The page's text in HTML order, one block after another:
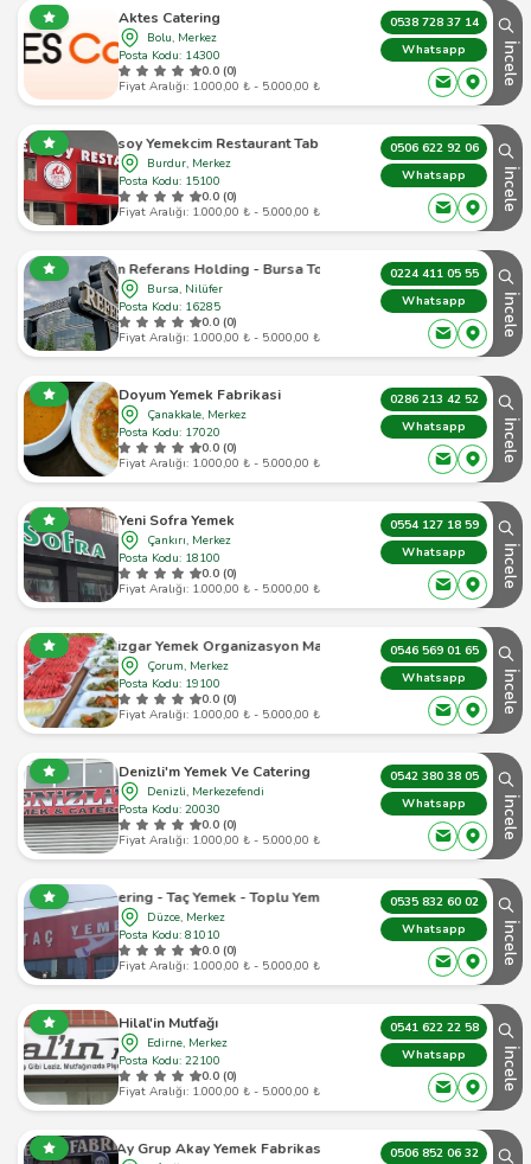
Aktes Catering
Bolu, Merkez
Posta Kodu: 14300
0.0 (0)
Fiyat Aralığı: 1.000,00 ₺ - 5.000,00 ₺
0538 728 37 14
Whatsapp
İncele
Ersoy Yemekcim Restaurant Tabldot
Burdur, Merkez
Posta Kodu: 15100
0.0 (0)
Fiyat Aralığı: 1.000,00 ₺ - 5.000,00 ₺
0506 622 92 06
Whatsapp
İncele
Begüm Referans Holding - Bursa Toplu Yemek
Bursa, Nilüfer
Posta Kodu: 16285
0.0 (0)
Fiyat Aralığı: 1.000,00 ₺ - 5.000,00 ₺
0224 411 05 55
Whatsapp
İncele
Doyum Yemek Fabrikasi
Çanakkale, Merkez
Posta Kodu: 17020
0.0 (0)
Fiyat Aralığı: 1.000,00 ₺ - 5.000,00 ₺
0286 213 42 52
Whatsapp
İncele
Yeni Sofra Yemek
Çankırı, Merkez
Posta Kodu: 18100
0.0 (0)
Fiyat Aralığı: 1.000,00 ₺ - 5.000,00 ₺
0554 127 18 59
Whatsapp
İncele
Rüzgar Yemek Organizasyon Masa Sandalye Kira
Çorum, Merkez
Posta Kodu: 19100
0.0 (0)
Fiyat Aralığı: 1.000,00 ₺ - 5.000,00 ₺
0546 569 01 65
Whatsapp
İncele
Denizli'm Yemek Ve Catering
Denizli, Merkezefendi
Posta Kodu: 20030
0.0 (0)
Fiyat Aralığı: 1.000,00 ₺ - 5.000,00 ₺
0542 380 38 05
Whatsapp
İncele
Taç Catering - Taç Yemek - Toplu Yemek Hizmetleri
Düzce, Merkez
Posta Kodu: 81010
0.0 (0)
Fiyat Aralığı: 1.000,00 ₺ - 5.000,00 ₺
0535 832 60 02
Whatsapp
İncele
Hilal'in Mutfağı
Edirne, Merkez
Posta Kodu: 22100
0.0 (0)
Fiyat Aralığı: 1.000,00 ₺ - 5.000,00 ₺
0541 622 22 58
Whatsapp
İncele
Ay Grup Akay Yemek Fabrikası 0506 852 06 32